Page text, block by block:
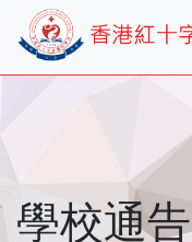
學校通告